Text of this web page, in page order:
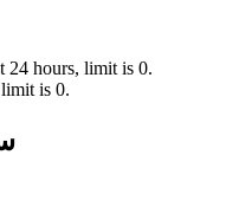
24 hours, limit is 0.
is 0.